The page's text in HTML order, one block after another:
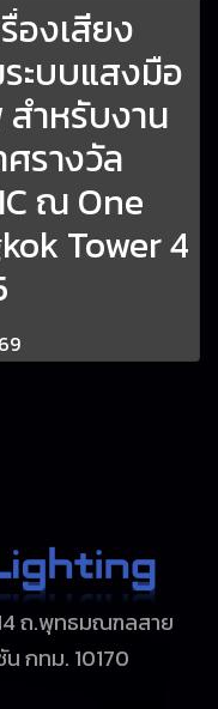
องเสียง
ะบบแสงมือ
ำหรับงาน
ศรางวัล
ณ One
Tower 4
ถ.พุทธมณฑลสาย
กทม. 10170